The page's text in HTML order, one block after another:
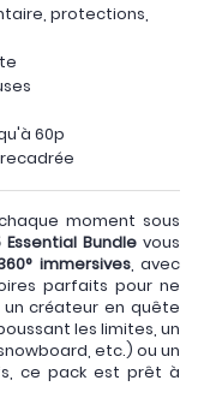
protections,
60p
moment sous
Essential Bundle vous
immersives, avec
parfaits pour ne
un créateur en quête
les limites, un
etc.) ou un
ce pack est prêt à